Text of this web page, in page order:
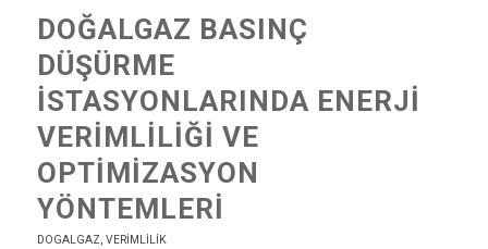
DOĞALGAZ BASINÇ
DÜŞÜRME
İSTASYONLARINDA ENERJI
VERIMLILIĞI VE
OPTIMIZASYON
YÖNTEMLERI
DOGALGAZ, VERIMLILIK